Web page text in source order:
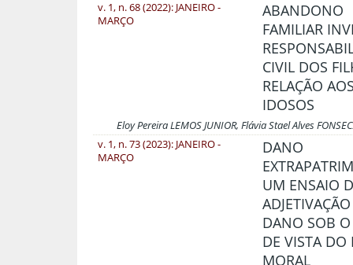
v. 1, n. 68 (2022): JANEIRO -
MARÇO
ABANDONO
FAMILIAR
CIVIL DOS
RELAÇÃO
IDOSOS
Eloy Pereira LEMOS JUNIOR, Flávia Stael Alves
v. 1, n. 73 (2023): JANEIRO -
MARÇO
DANO
UM ENSAIO
DANO SOB
DE VISTA
MORAL